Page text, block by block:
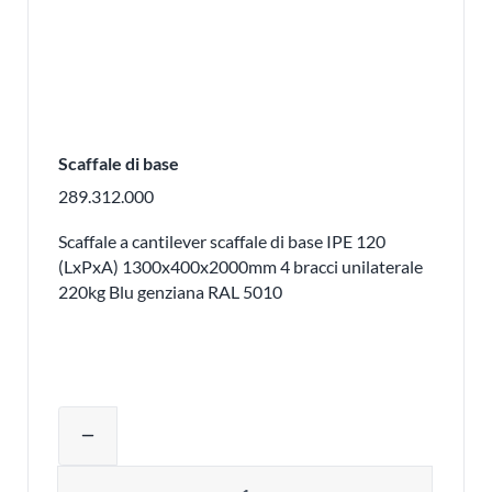
Scaffale di base
289.312.000
Scaffale a cantilever scaffale di base IPE 120
(LxPxA) 1300x400x2000mm 4 bracci unilaterale
220kg Blu genziana RAL 5010
remove